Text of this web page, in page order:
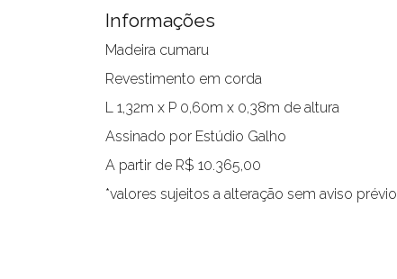
Aparadores
Balanços
Bancos
Banquetas Bar
Cadeiras com
Mesa Bistrot
Informações
Madeira cumaru
Revestimento em corda
L 1,32m x P 0,60m x 0,38m de altura
Assinado por Estúdio Galho
A partir de R$ 10.365,00
*valores sujeitos a alteração sem aviso prévio